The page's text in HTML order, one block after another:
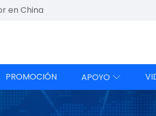
en China
PROMOCIÓN APOYO 